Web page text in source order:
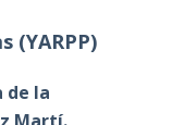
(YARPP)
de la
Martí.